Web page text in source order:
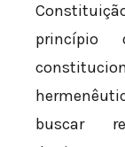
princípio
buscar